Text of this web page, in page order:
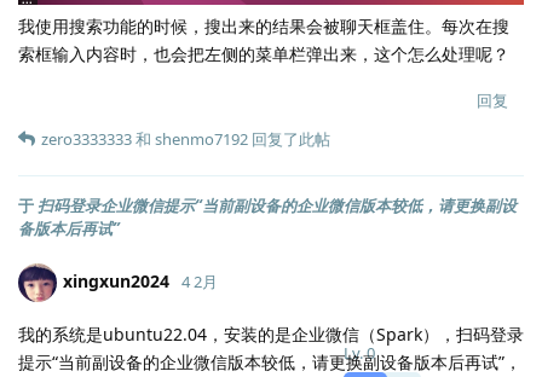
我使用搜索功能的时候，搜出来的结果会被聊天框盖住。每次在搜
索框输入内容时，也会把左侧的菜单栏弹出来，这个怎么处理呢？
回复
zero3333333和 shenmo7192 回复了此帖
于 扫码登录企业微信提示“当前副设备的企业微信版本较低，请更换副设
备版本后再试”
xingxun2024
Lv.0
4 2月
我的系统是ubuntu22.04，安装的是企业微信（Spark），扫码登录
提示“当前副设备的企业微信版本较低，请更换副设备版本后再试”，